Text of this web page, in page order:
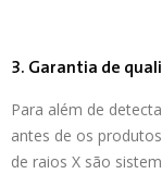
3. Garantia de
Para além de
antes de os
de raios X são